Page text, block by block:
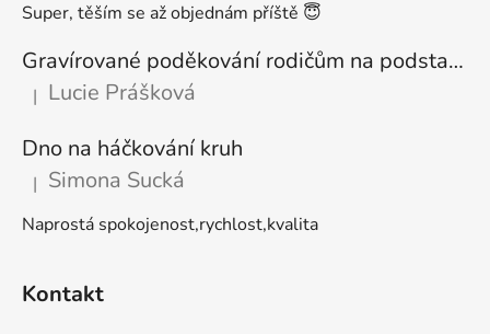
Super, těším se až objednám příště 😇
Gravírované poděkování rodičům na podstavci
Hodnocení produktu je 5 z 5 hvězdiček.
| Lucie Prášková
Dno na háčkování kruh
Hodnocení produktu je 5 z 5 hvězdiček.
| Simona Sucká
Naprostá spokojenost,rychlost,kvalita
Kontakt